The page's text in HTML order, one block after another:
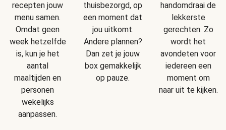
recepten jouw
menu samen.
Omdat geen
week hetzelfde
is, kun je het
aantal
maaltijden en
personen
wekelijks
aanpassen.
thuisbezorgd, op
een moment dat
jou uitkomt.
Andere plannen?
Dan zet je jouw
box gemakkelijk
op pauze.
handomdraai de
lekkerste
gerechten. Zo
wordt het
avondeten voor
iedereen een
moment om
naar uit te kijken.